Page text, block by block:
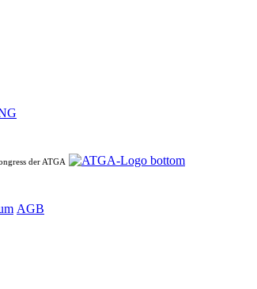
der ATGA
AGB